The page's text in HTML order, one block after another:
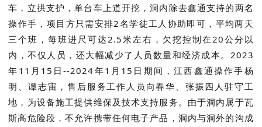
车，立拱支护，单台车上道开挖，洞内除去鑫通支持的两名
操作手，项目方只需安排2名学徒工人协助即可，平均两天
三个班，每班进尺可达2.5米左右，欠挖控制在20公分以
内，不仅人员，还大幅减少了人员数量和经济成本。2023
年11月15日--2024年1月15日期间，江西鑫通操作手杨
明、谭志宙，售后服务工作人员向春华、张振四人驻守工
地，为设备施工提供维保及技术支持服务。由于洞内属于瓦
斯高危险段，不允许携带任何电子产品，洞内与洞外的沟成